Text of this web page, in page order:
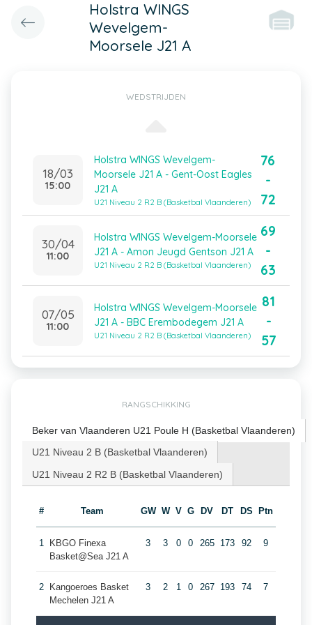
Holstra WINGS
Wevelgem-
Moorsele J21 A
WEDSTRIJDEN
18/03
15:00
Holstra WINGS Wevelgem-
Moorsele J21 A - Gent-Oost Eagles
J21 A
U21 Niveau 2 R2 B (Basketbal Vlaanderen)
76
-
72
30/04
11:00
Holstra WINGS Wevelgem-Moorsele
J21 A - Amon Jeugd Gentson J21 A
U21 Niveau 2 R2 B (Basketbal Vlaanderen)
69
-
63
07/05
11:00
Holstra WINGS Wevelgem-Moorsele
J21 A - BBC Erembodegem J21 A
U21 Niveau 2 R2 B (Basketbal Vlaanderen)
81
-
57
RANGSCHIKKING
Beker van Vlaanderen U21 Poule H (Basketbal Vlaanderen)
U21 Niveau 2 B (Basketbal Vlaanderen)
U21 Niveau 2 R2 B (Basketbal Vlaanderen)
# Team GW W V G DV DT DS Ptn
1
KBGO Finexa
Basket@Sea J21 A
3 3 0 0 265 173 92 9
2
Kangoeroes Basket
Mechelen J21 A
3 2 1 0 267 193 74 7